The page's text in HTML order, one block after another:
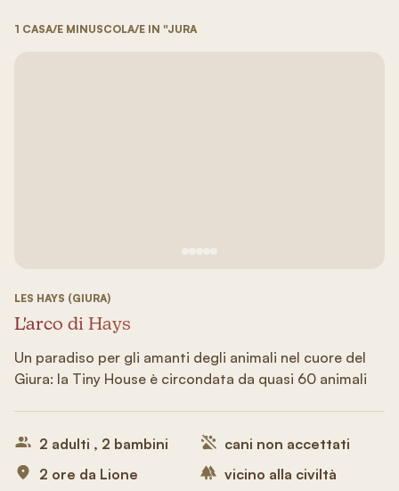
1 CASA/E MINUSCOLA/E IN "JURA
LES HAYS (GIURA)
L'arco di Hays
Un paradiso per gli amanti degli animali nel cuore del
Giura: la Tiny House è circondata da quasi 60 animali
2 adulti , 2 bambini
2 ore da Lione
cani non accettati
vicino alla civiltà